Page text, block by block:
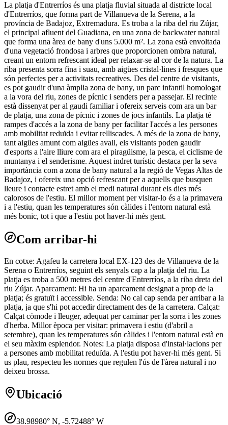
La platja d'Entrerríos és una platja fluvial situada al districte local
d'Entrerríos, que forma part de Villanueva de la Serena, a la
província de Badajoz, Extremadura. Es troba a la riba del riu Zújar,
el principal afluent del Guadiana, en una zona de backwater natural
que forma una àrea de bany d'uns 5.000 m². La zona està envoltada
d'una vegetació frondosa i arbres que proporcionen ombra natural,
creant un entorn refrescant ideal per relaxar-se al cor de la natura. La
riba presenta sorra fina i suau, amb aigües cristal·lines i fresques que
són perfectes per a activitats recreatives. Des del centre de visitants,
es pot gaudir d'una àmplia zona de bany, un parc infantil homologat
a la vora del riu, zones de pícnic i senders per a passejar. El recinte
està dissenyat per al gaudi familiar i ofereix serveis com ara un bar
de platja, una zona de pícnic i zones de jocs infantils. La platja té
rampes d'accés a la zona de bany per facilitar l'accés a les persones
amb mobilitat reduïda i evitar relliscades. A més de la zona de bany,
tant aigües amunt com aigües avall, els visitants poden gaudir
d'esports a l'aire lliure com ara el piragüisme, la pesca, el ciclisme de
muntanya i el senderisme. Aquest indret turístic destaca per la seva
importància com a zona de bany natural a la regió de Vegas Altas de
Badajoz, i ofereix una opció refrescant per a aquells que busquen
lleure i contacte estret amb el medi natural durant els dies més
calorosos de l'estiu. El millor moment per visitar-lo és a la primavera
i a l'estiu, quan les temperatures són càlides i l'entorn natural està
més bonic, tot i que a l'estiu pot haver-hi més gent.
Com arribar-hi
En cotxe: Agafeu la carretera local EX-123 des de Villanueva de la
Serena o Entrerríos, seguint els senyals cap a la platja del riu. La
platja es troba a 500 metres del centre d'Entrerríos, a la riba dreta del
riu Zújar. Aparcament: Hi ha un aparcament designat a prop de la
platja; és gratuït i accessible. Senda: No cal cap senda per arribar a la
platja, ja que s'hi pot accedir directament des de la carretera. Calçat:
Calçat còmode i lleuger, adequat per caminar per la sorra i les zones
d'herba. Millor època per visitar: primavera i estiu (d'abril a
setembre), quan les temperatures són càlides i l'entorn natural està en
el seu màxim esplendor. Notes: La platja disposa d'instal·lacions per
a persones amb mobilitat reduïda. A l'estiu pot haver-hi més gent. Si
us plau, respecteu les normes que regulen l'ús de l'àrea natural i no
deixeu brossa.
Ubicació
38.98980° N, -5.72488° W